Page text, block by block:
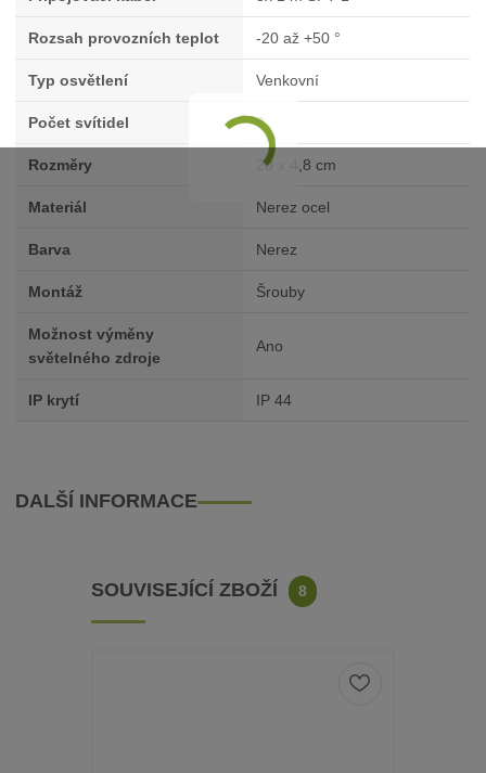
Rozsah provozních teplot -20 až +50 °
Typ osvětlení Venkovní
Počet svítidel 3
Rozměry 20 x 4,8 cm
Materiál Nerez ocel
Barva Nerez
Montáž Šrouby
Možnost výměny
světelného zdroje
Ano
IP krytí IP 44
DALŠÍ INFORMACE
SOUVISEJÍCÍ ZBOŽÍ 8